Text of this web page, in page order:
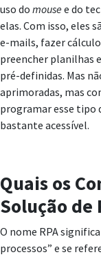
uso do mousee do
elas. Com isso, eles
e-mails, fazer
preencher planilhas
pré-definidas. Mas
aprimoradas, mas
programar esse tipo
bastante acessível.
Quais os
Solução de
O nome RPA
processos” e se